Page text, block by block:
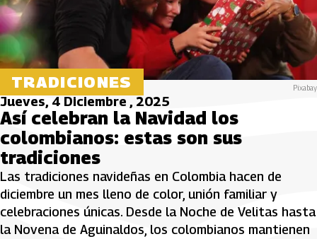
TRADICIONES Pixabay
Jueves, 4 Diciembre , 2025
Así celebran la Navidad los
colombianos: estas son sus
tradiciones
Las tradiciones navideñas en Colombia hacen de
diciembre un mes lleno de color, unión familiar y
celebraciones únicas. Desde la Noche de Velitas hasta
la Novena de Aguinaldos, los colombianos mantienen